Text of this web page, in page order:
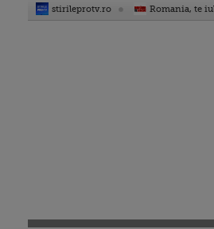
stirileprotv.ro Romania, te